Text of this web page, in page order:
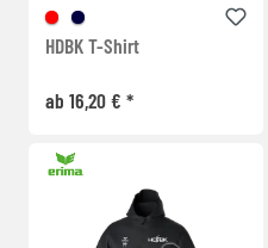
HDBK T-Shirt
ab 16,20 € *